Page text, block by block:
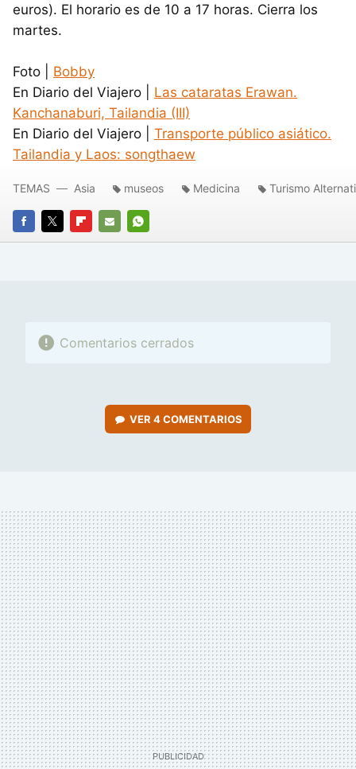
euros). El horario es de 10 a 17 horas. Cierra los
martes.
Foto | Bobby
En Diario del Viajero | Las cataratas Erawan.
Kanchanaburi, Tailandia (III)
En Diario del Viajero | Transporte público asiático.
Tailandia y Laos: songthaew
FACEBOOK
TWITTERFLIPBOARD
E-
WHATSAPP
TEMAS Asia museos Medicina Turismo
Comentarios cerrados
VER 4 COMENTARIOS